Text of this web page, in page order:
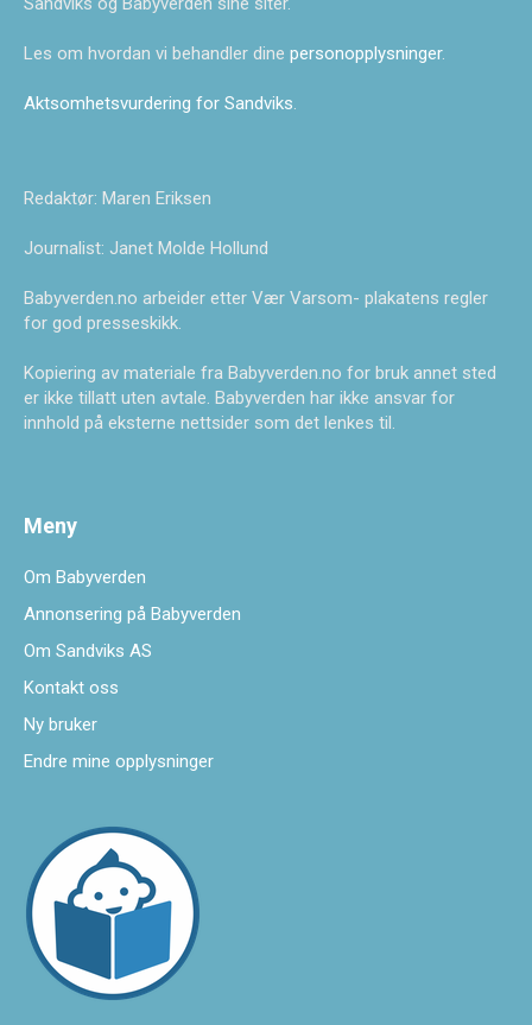
Les om hvordan vi behandler dine personopplysninger.
Aktsomhetsvurdering for Sandviks
Redaktør: Maren Eriksen
Journalist: Janet Molde Hollund
Babyverden.no arbeider etter Vær Varsom- plakatens regler
for god presseskikk.
Kopiering av materiale fra Babyverden.no for bruk annet sted
er ikke tillatt uten avtale. Babyverden har ikke ansvar for
innhold på eksterne nettsider som det lenkes til.
Meny
Om Babyverden
Annonsering på Babyverden
Om Sandviks AS
Kontakt oss
Ny bruker
Endre mine opplysninger